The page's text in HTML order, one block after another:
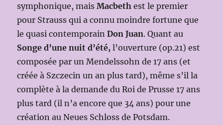
symphonique, maisMacbeth est le premier
pour Strauss qui a connu moindre fortune que
le quasi contemporainDon Juan. Quant au
Songe d’une nuit d’été,l’ouverture (op.21) est
composée par un Mendelssohn de 17 ans (et
créée à Szczecin un an plus tard), même s’il la
complète à la demande du Roi de Prusse 17 ans
plus tard (il n’a encore que 34 ans) pour une
création au Neues Schloss de Potsdam.